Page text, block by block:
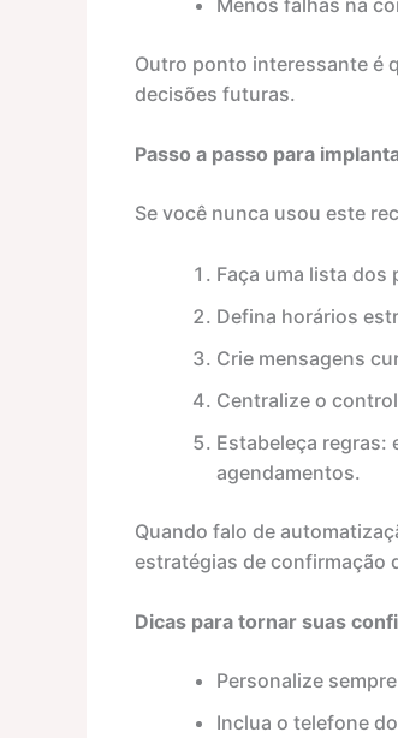
Outro ponto interessante é
decisões futuras.
Passo a passo para
Se você nunca usou este
Faça uma lista dos
Defina horários
Crie mensagens
Centralize o
Estabeleça
agendamentos.
Quando falo de
estratégias de confirmação
Dicas para tornar suas
Personalize
Inclua o telefone